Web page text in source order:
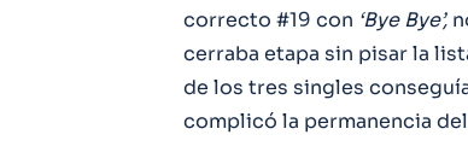
correcto #19 con ‘Bye Bye’,
cerraba etapa sin pisar la
de los tres singles
complicó la permanencia